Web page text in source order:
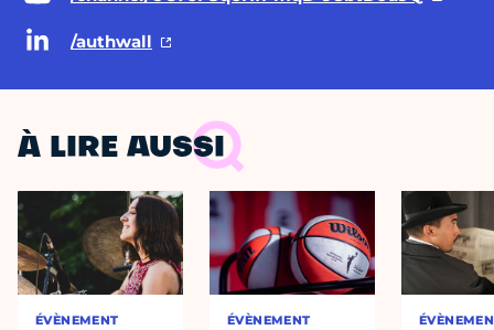
/authwall
À LIRE AUSSI
ÉVÈNEMENT ÉVÈNEMENT